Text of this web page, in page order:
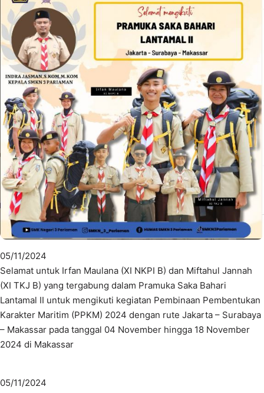
05/11/2024
Selamat untuk Irfan Maulana (XI NKPI B) dan Miftahul Jannah
(XI TKJ B) yang tergabung dalam Pramuka Saka Bahari
Lantamal II untuk mengikuti kegiatan Pembinaan Pembentukan
Karakter Maritim (PPKM) 2024 dengan rute Jakarta – Surabaya
– Makassar pada tanggal 04 November hingga 18 November
2024 di Makassar
05/11/2024